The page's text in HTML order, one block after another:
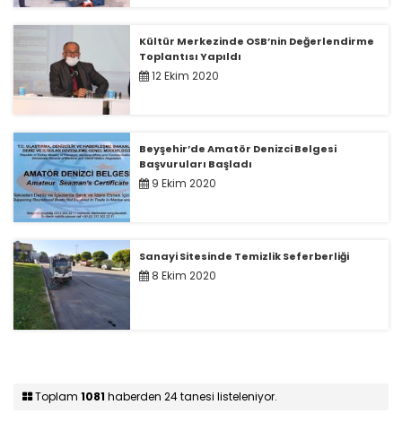
Kültür Merkezinde OSB’nin Değerlendirme
Toplantısı Yapıldı
12 Ekim 2020
Beyşehir’de Amatör Denizci Belgesi
Başvuruları Başladı
9 Ekim 2020
Sanayi Sitesinde Temizlik Seferberliği
8 Ekim 2020
Toplam 1081 haberden 24 tanesi listeleniyor.